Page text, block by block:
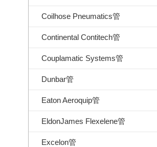
Coilhose Pneumatics管
Continental Contitech管
Couplamatic Systems管
Dunbar管
Eaton Aeroquip管
EldonJames Flexelene管
Excelon管